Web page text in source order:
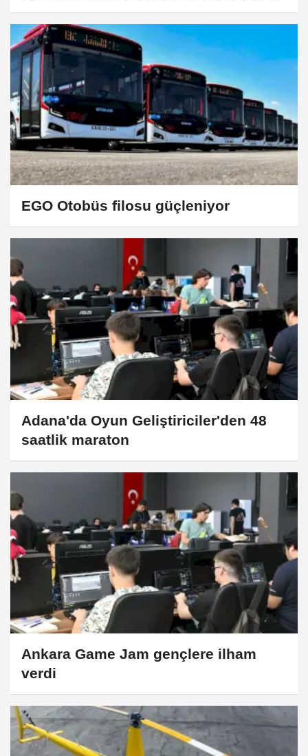
hareketi tespit edildi
EGO Otobüs filosu güçleniyor
Adana'da Oyun Geliştiriciler'den 48
saatlik maraton
Ankara Game Jam gençlere ilham
verdi